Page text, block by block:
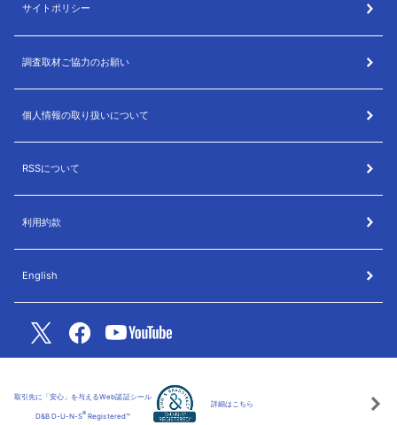
サイトポリシー
調査取材ご協力のお願い
個人情報の取り扱いについて
RSSについて
利用約款
English
取引先に「安心」を与えるWeb認証シール
D&B D-U-N-S® Registered™
詳細はこちら